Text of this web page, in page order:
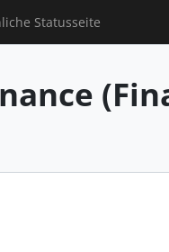
Statusseite